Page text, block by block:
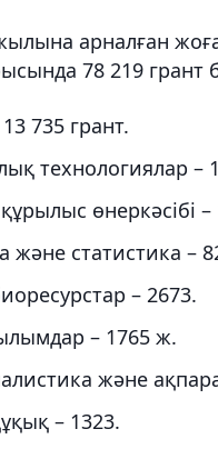
арналған
78 219 грант
735 грант.
технологиялар –
өнеркәсібі –
статистика –
– 2673.
– 1765 ж.
және
– 1323.